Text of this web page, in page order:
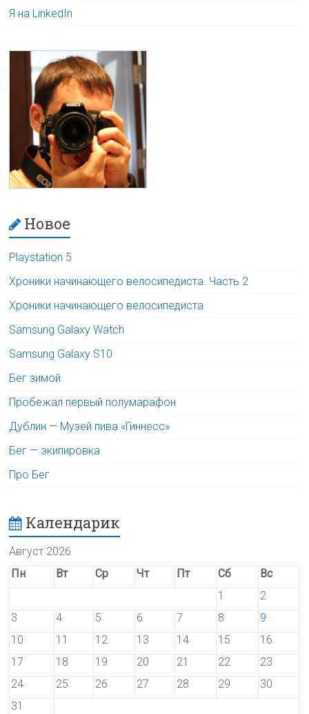
Я на LinkedIn
Новое
Playstation 5
Хроники начинающего велосипедиста. Часть 2
Хроники начинающего велосипедиста
Samsung Galaxy Watch
Samsung Galaxy S10
Бег зимой
Пробежал первый полумарафон
Дублин — Музей пива «Гиннесс»
Бег — экипировка
Про Бег
Календарик
Август 2026
Пн
Вт Ср Чт Пт Сб
Вс
1
2
3
4 5 6 7 8
9
10
11 12 13 14 15
16
17
18 19 20 21 22
23
24
25 26 27 28 29
30
31